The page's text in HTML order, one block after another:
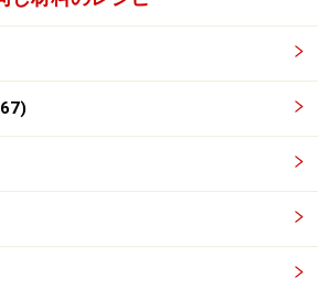
ちらか一方に生地を寄せながら揉
が楽になります